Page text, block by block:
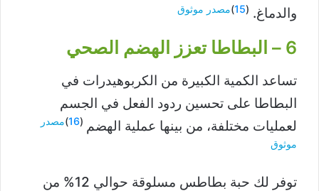
والدماغ. (
15
)مصدر موثوق
6 – البطاطا تعزز الهضم الصحي
تساعد الكمية الكبيرة من الكربوهيدرات في
البطاطا على تحسين ردود الفعل في الجسم
لعمليات مختلفة، من بينها عملية الهضم (
16
)مصدر
موثوق
توفر لك حبة بطاطس مسلوقة حوالي 12% من